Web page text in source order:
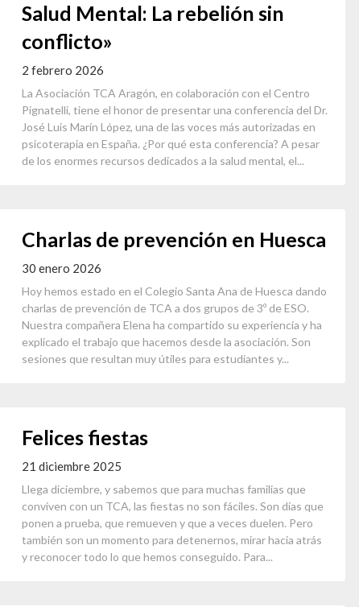
Salud Mental: La rebelión sin
conflicto»
2 febrero 2026
La Asociación TCA Aragón, en colaboración con el Centro
Pignatelli, tiene el honor de presentar una conferencia del Dr.
José Luis Marín López, una de las voces más autorizadas en
psicoterapia en España. ¿Por qué esta conferencia? A pesar
de los enormes recursos dedicados a la salud mental, el...
Charlas de prevención en Huesca
30 enero 2026
Hoy hemos estado en el Colegio Santa Ana de Huesca dando
charlas de prevención de TCA a dos grupos de 3º de ESO.
Nuestra compañera Elena ha compartido su experiencia y ha
explicado el trabajo que hacemos desde la asociación. Son
sesiones que resultan muy útiles para estudiantes y...
Felices fiestas
21 diciembre 2025
Llega diciembre, y sabemos que para muchas familias que
conviven con un TCA, las fiestas no son fáciles. Son días que
ponen a prueba, que remueven y que a veces duelen. Pero
también son un momento para detenernos, mirar hacia atrás
y reconocer todo lo que hemos conseguido. Para...